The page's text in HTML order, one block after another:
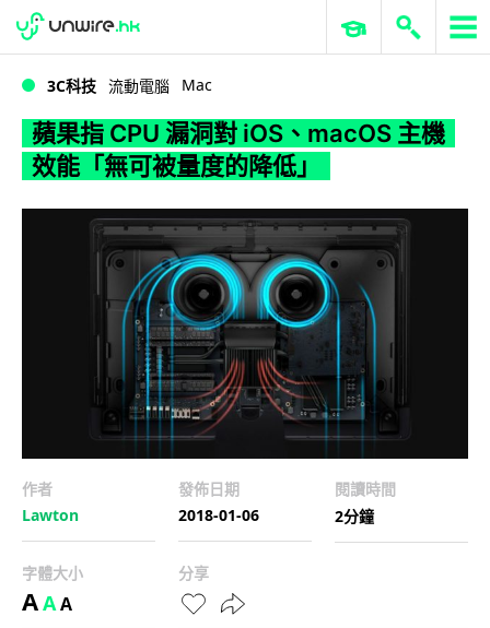
WWDC 2026 ERP 與商業 AI
3C科技 流動電腦 Mac
蘋果指 CPU 漏洞對 iOS、macOS 主機
效能「無可被量度的降低」
作者
Lawton
發佈日期
2018-01-06
閱讀時間
2分鐘
字體大小
AAA
分享